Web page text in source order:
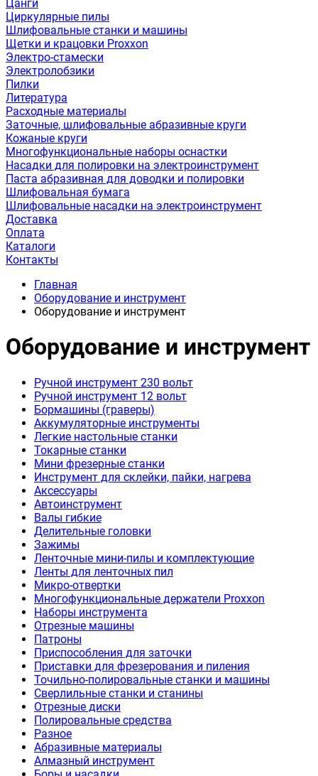
Цанги
Циркулярные пилы
Шлифовальные станки и машины
Щетки и крацовки Proxxon
Электро-стамески
Электролобзики
Пилки
Литература
Расходные материалы
Заточные, шлифовальные абразивные круги
Кожаные круги
Многофункциональные наборы оснастки
Насадки для полировки на электроинструмент
Паста абразивная для доводки и полировки
Шлифовальная бумага
Шлифовальные насадки на электроинструмент
Доставка
Оплата
Каталоги
Контакты
Главная
Оборудование и инструмент
Оборудование и инструмент
Оборудование и инструмент
Ручной инструмент 230 вольт
Ручной инструмент 12 вольт
Бормашины (граверы)
Аккумуляторные инструменты
Легкие настольные станки
Токарные станки
Мини фрезерные станки
Инструмент для склейки, пайки, нагрева
Аксессуары
Автоинструмент
Валы гибкие
Делительные головки
Зажимы
Ленточные мини-пилы и комплектующие
Ленты для ленточных пил
Микро-отвертки
Многофункциональные держатели Proxxon
Наборы инструмента
Отрезные машины
Патроны
Приспособления для заточки
Приставки для фрезерования и пиления
Точильно-полировальные станки и машины
Сверлильные станки и станины
Отрезные диски
Полировальные средства
Разное
Абразивные материалы
Алмазный инструмент